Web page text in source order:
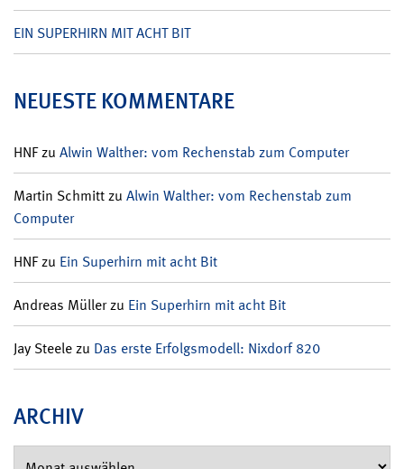
EIN SUPERHIRN MIT ACHT BIT
NEUESTE KOMMENTARE
HNFzu Alwin Walther: vom Rechenstab zum Computer
Martin Schmittzu Alwin Walther: vom Rechenstab zum
Computer
HNFzu Ein Superhirn mit acht Bit
Andreas Müllerzu Ein Superhirn mit acht Bit
Jay Steelezu Das erste Erfolgsmodell: Nixdorf 820
ARCHIV